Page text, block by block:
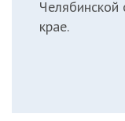
Челябинской
крае.